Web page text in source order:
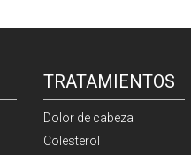
TRATAMIENTOS
Dolor de cabeza
Colesterol